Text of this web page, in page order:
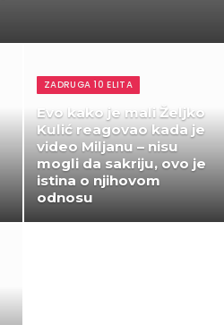
ZADRUGA 10 ELITA
Evo kako je mali Željko
Kulić reagovao kada je
video Miljanu – nisu
mogli da sakriju, ovo je
istina o njihovom
odnosu